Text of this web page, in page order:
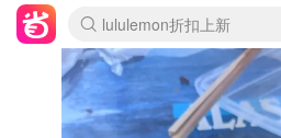
lululemon折扣上新
Sasa美妆护肤3.5折
SSENSE年中3折
FreshBeauty好价汇总
Cettire降价+叠9折
Farfetch折上8折
WWS Coles超市实拍
viagogo二手票捡漏
Myer清仓1折起
The Outnet奢牌1折起
David Jones 3折起
Flannels大牌1折
Perfumes Club护肤1折
AMIRO返校季6.2折
Oweek抽奖送Airpods
Amazon折扣汇总
eToro入金$200送$50
Amazon数码好物
ICONIC本周7.5折
ThedoubleF高奢地板价
Moose Knuckles 6折
丝芙兰5折起
EUFY官网3.7折起
Selenichast首饰2折
Trip机票酒店促销
YSL送5件彩妆礼
Amazon家居好物
BIGBANG巡演开票
David Jones时尚3折
Amazon美妆护肤
雅漾大喷$8
过敏原检测盒$33
伊索独家赠50ml沐浴露
科颜氏清仓3折
SEALIFE海洋馆门票6折
丝塔芙大白罐$16
订阅Newsletter送香薰
Cult Beauty 6.8折
Harrods圣诞日历2.3折
LN-CC奢牌私促3折
d'Alba空姐喷雾$16
EVE LOM套装逆天2折
Bernardelli独家4折
Adore Beauty 6折起
CT圣诞日历
Mytheresa奢品2.7折
Luxury Escapes 9折
Currentbody美容仪9折
卡诗9折+赠4件礼
MOON Garden Live
ALLSAINTS美衣3折
Roborock扫地机3.7折
Tingo Life水杯$24
Valentino官网5折
CR洗发护发6.3折